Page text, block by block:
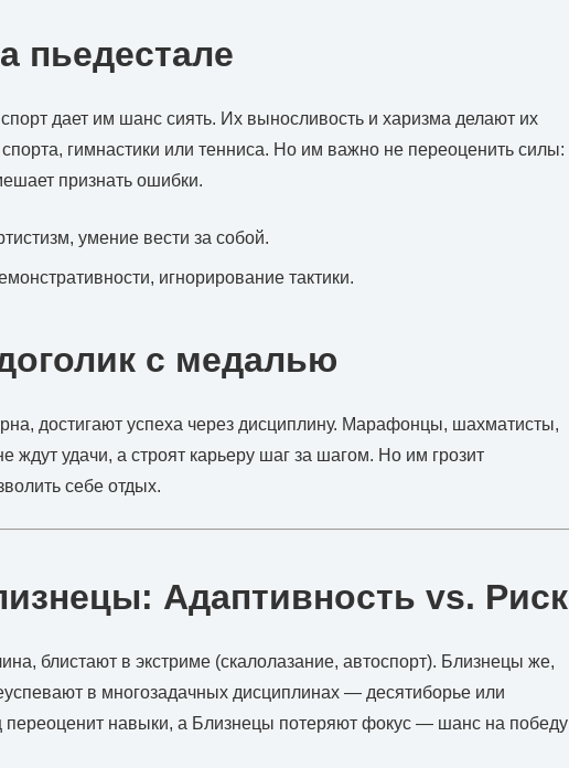
пьедестале
дает им шанс сиять. Их выносливость и харизма делают их
гимнастики или тенниса. Но им важно не переоценить силы:
признать ошибки.
умение вести за собой.
игнорирование тактики.
с медалью
достигают успеха через дисциплину. Марафонцы, шахматисты,
ждут удачи, а строят карьеру шаг за шагом. Но им грозит
себе отдых.
Адаптивность vs. Риск
блистают в экстриме (скалолазание, автоспорт). Близнецы же,
в многозадачных дисциплинах — десятиборье или
переоценит навыки, а Близнецы потеряют фокус — шанс на победу